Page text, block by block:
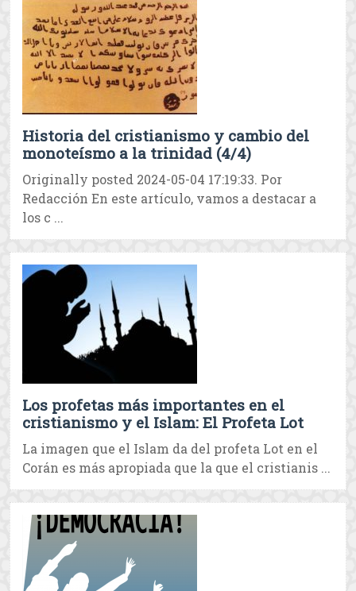
Historia del cristianismo y cambio del
monoteísmo a la trinidad (4/4)
Originally posted 2024-05-04 17:19:33. Por
Redacción En este artículo, vamos a destacar a
los c ...
Los profetas más importantes en el
cristianismo y el Islam: El Profeta Lot
La imagen que el Islam da del profeta Lot en el
Corán es más apropiada que la que el cristianis ...